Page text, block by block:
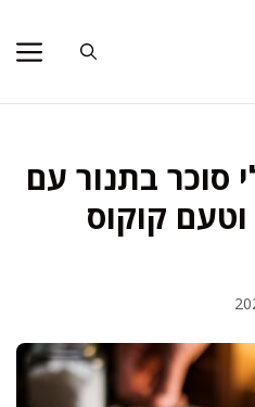
סוכר בתנור עם
קוקוס